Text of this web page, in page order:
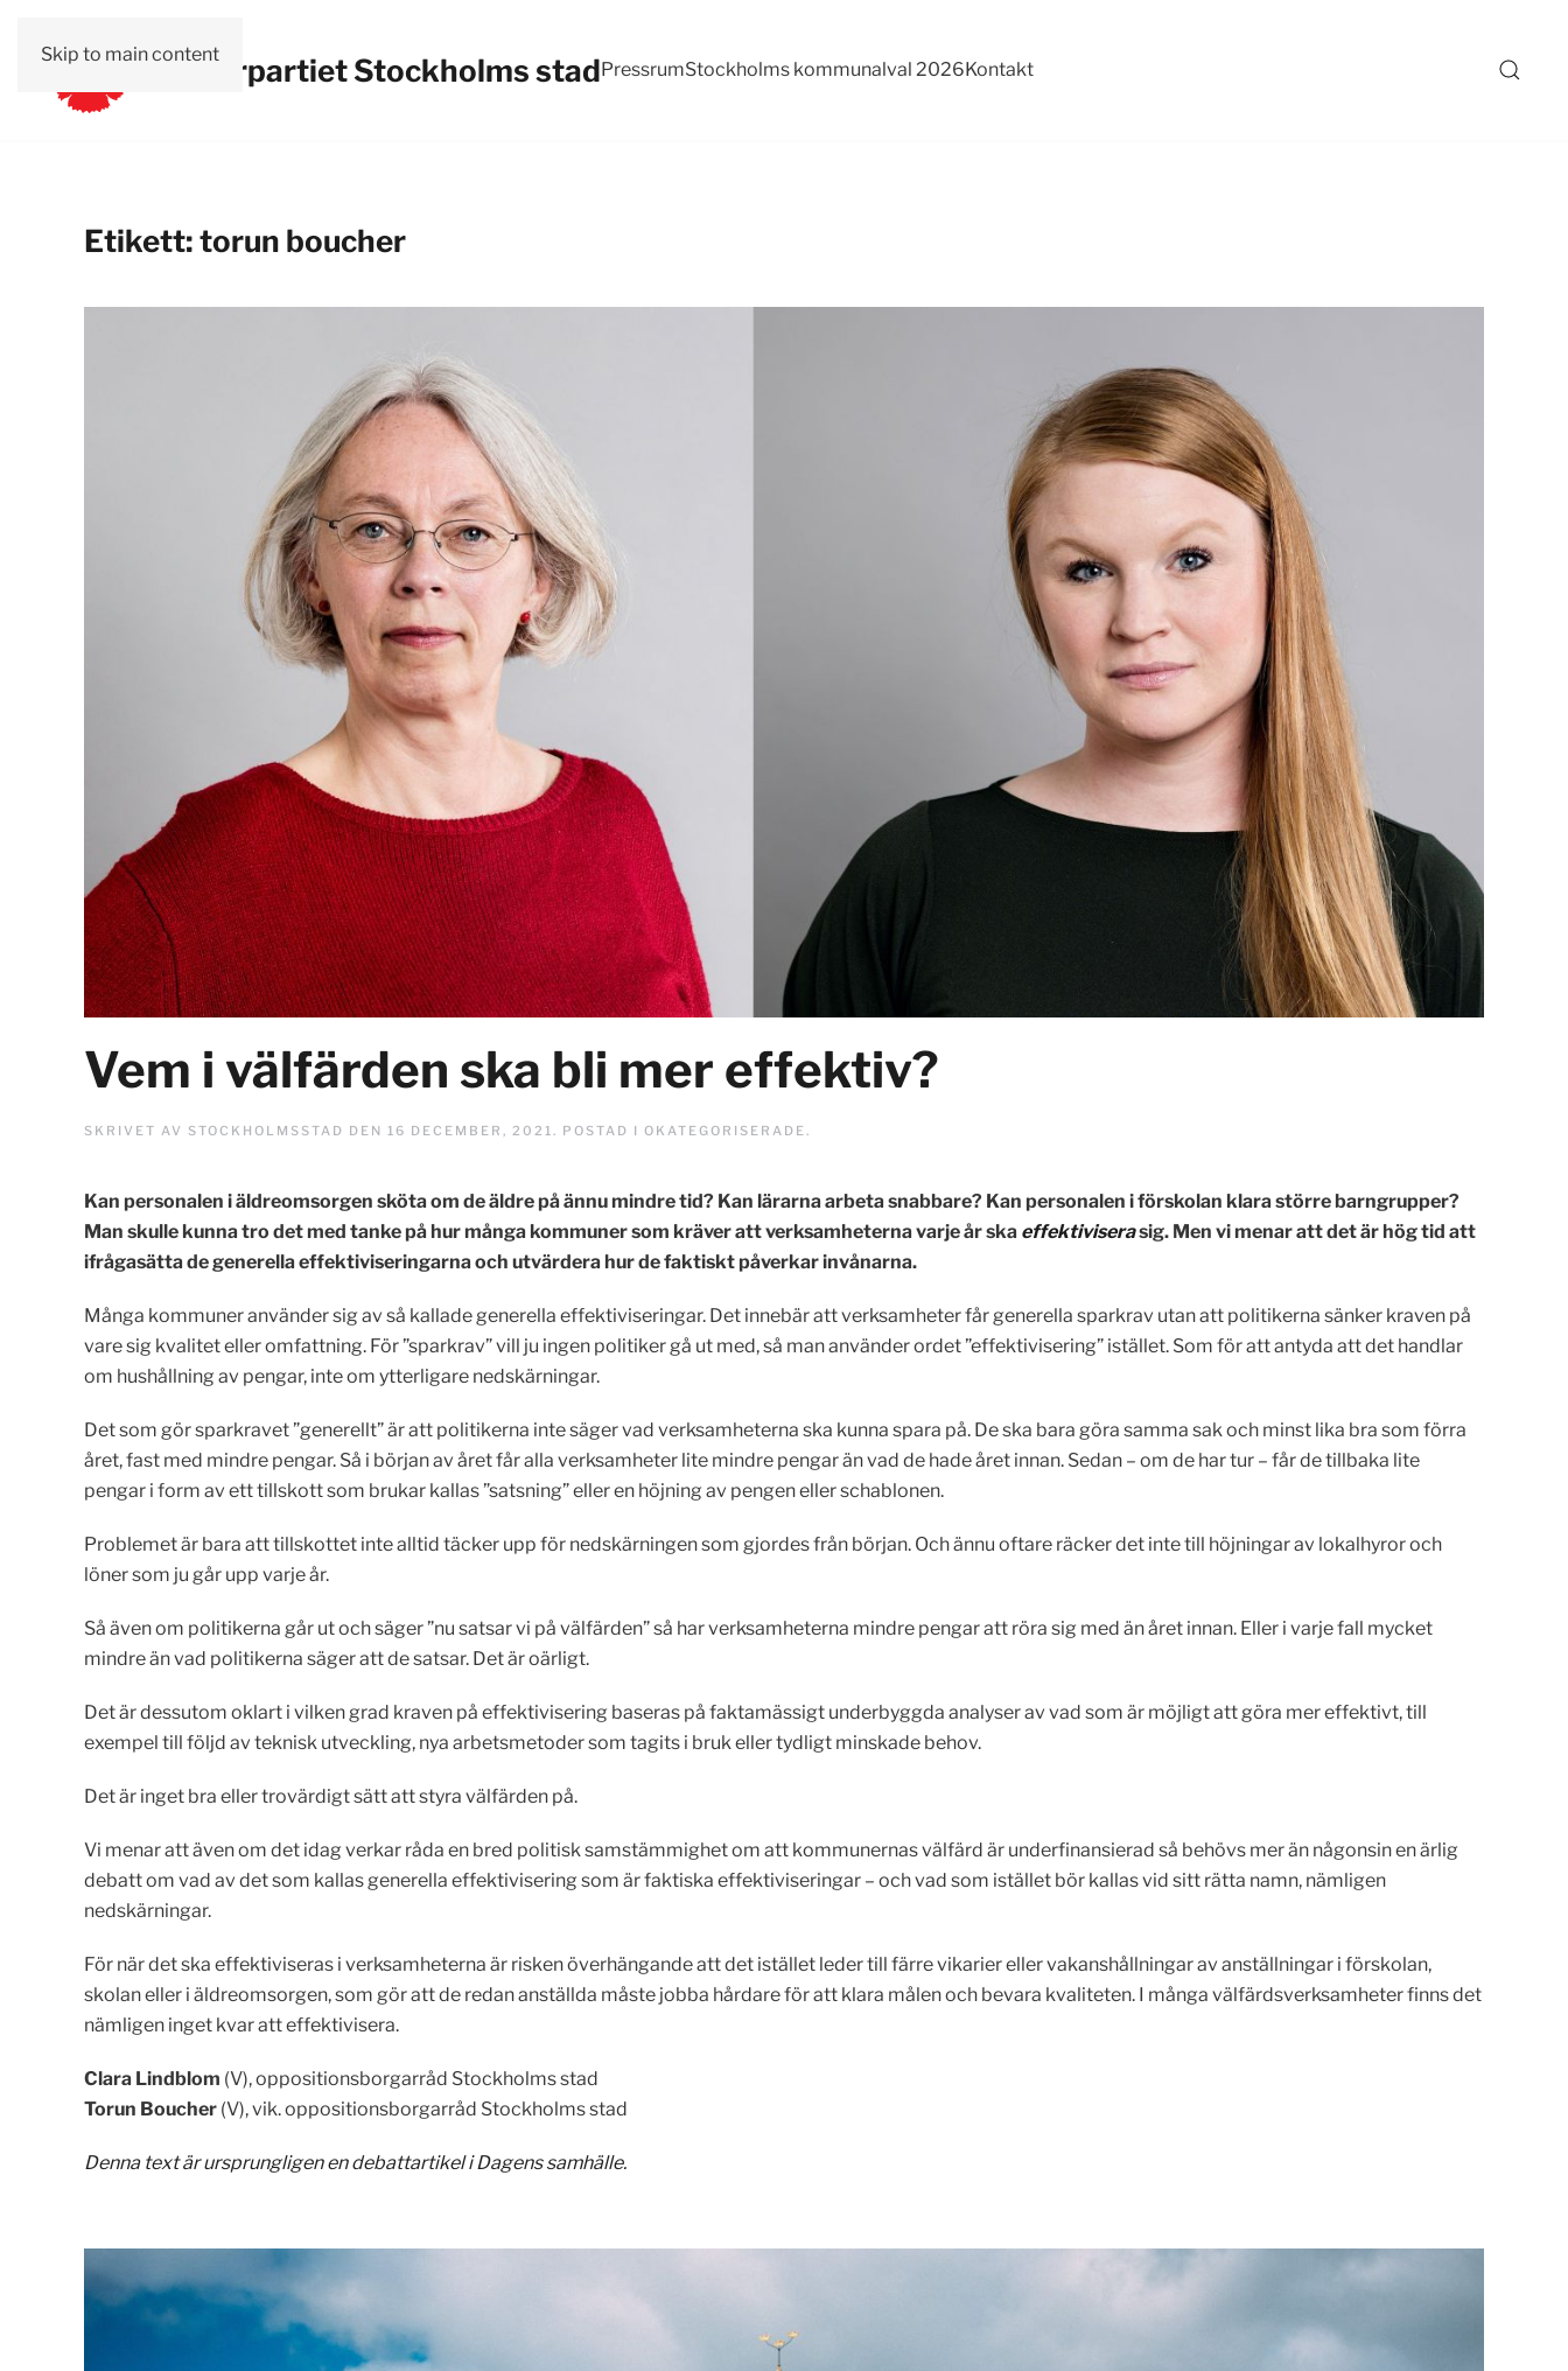
Skip to main contentVänsterpartiet Stockholms stadPressrumStockholms kommunalval 2026Kontakt
Etikett:torun boucher
Vem i välfärden ska bli mer effektiv?
SKRIVET AV STOCKHOLMSSTAD DEN 16 DECEMBER, 2021 . POSTAD I OKATEGORISERADE .
Kan personalen i äldreomsorgen sköta om de äldre på ännu mindre tid? Kan lärarna arbeta snabbare? Kan personalen i förskolan klara större barngrupper?
Man skulle kunna tro det med tanke på hur många kommuner som kräver att verksamheterna varje år ska effektiviserasig. Men vi menar att det är hög tid att
ifrågasätta de generella effektiviseringarna och utvärdera hur de faktiskt påverkar invånarna.
Många kommuner använder sig av så kallade generella effektiviseringar. Det innebär att verksamheter får generella sparkrav utan att politikerna sänker kraven på
vare sig kvalitet eller omfattning. För ”sparkrav” vill ju ingen politiker gå ut med, så man använder ordet ”effektivisering” istället. Som för att antyda att det handlar
om hushållning av pengar, inte om ytterligare nedskärningar.
Det som gör sparkravet ”generellt” är att politikerna inte säger vad verksamheterna ska kunna spara på. De ska bara göra samma sak och minst lika bra som förra
året, fast med mindre pengar. Så i början av året får alla verksamheter lite mindre pengar än vad de hade året innan. Sedan – om de har tur – får de tillbaka lite
pengar i form av ett tillskott som brukar kallas ”satsning” eller en höjning av pengen eller schablonen.
Problemet är bara att tillskottet inte alltid täcker upp för nedskärningen som gjordes från början. Och ännu oftare räcker det inte till höjningar av lokalhyror och
löner som ju går upp varje år.
Så även om politikerna går ut och säger ”nu satsar vi på välfärden” så har verksamheterna mindre pengar att röra sig med än året innan. Eller i varje fall mycket
mindre än vad politikerna säger att de satsar. Det är oärligt.
Det är dessutom oklart i vilken grad kraven på effektivisering baseras på faktamässigt underbyggda analyser av vad som är möjligt att göra mer effektivt, till
exempel till följd av teknisk utveckling, nya arbetsmetoder som tagits i bruk eller tydligt minskade behov.
Det är inget bra eller trovärdigt sätt att styra välfärden på.
Vi menar att även om det idag verkar råda en bred politisk samstämmighet om att kommunernas välfärd är underfinansierad så behövs mer än någonsin en ärlig
debatt om vad av det som kallas generella effektivisering som är faktiska effektiviseringar – och vad som istället bör kallas vid sitt rätta namn, nämligen
nedskärningar.
För när det ska effektiviseras i verksamheterna är risken överhängande att det istället leder till färre vikarier eller vakanshållningar av anställningar i förskolan,
skolan eller i äldreomsorgen, som gör att de redan anställda måste jobba hårdare för att klara målen och bevara kvaliteten. I många välfärdsverksamheter finns det
nämligen inget kvar att effektivisera.
Clara Lindblom (V), oppositionsborgarråd Stockholms stad
Torun Boucher (V), vik. oppositionsborgarråd Stockholms stad
Denna text är ursprungligen en debattartikel iDagens samhälle.